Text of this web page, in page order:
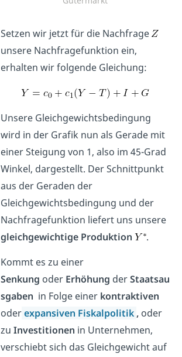
Setzen wir jetzt für die Nachfrage
unsere Nachfragefunktion ein,
erhalten wir folgende Gleichung:
Unsere Gleichgewichtsbedingung
wird in der Grafik nun als Gerade mit
einer Steigung von 1, also im 45-Grad
Winkel, dargestellt. Der Schnittpunkt
aus der Geraden der
Gleichgewichtsbedingung und der
Nachfragefunktion liefert uns unsere
gleichgewichtige Produktion
.
Kommt es zu einer
Senkung oder Erhöhung derStaatsau
sgaben in Folge einerkontraktiven
oderexpansiven Fiskalpolitik , oder
zu Investitionen in Unternehmen,
verschiebt sich das Gleichgewicht auf